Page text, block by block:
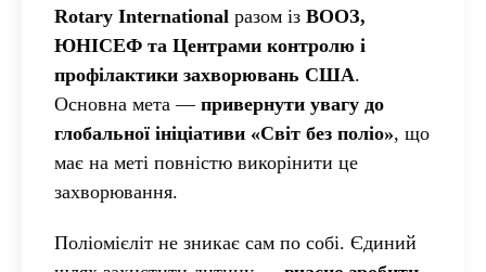
Rotary International разом із ВООЗ,
ЮНІСЕФ та Центрами контролю і
профілактики захворювань США.
Основна мета — привернути увагу до
глобальної ініціативи «Світ без поліо», що
має на меті повністю викорінити це
захворювання.
Поліомієліт не зникає сам по собі. Єдиний